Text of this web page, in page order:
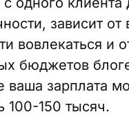
зависит от
вовлекаться и
бюджетов
ваша зарплата
100-150 тысяч.